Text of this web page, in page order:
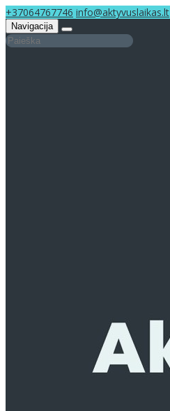
+37064767746 info@aktyvuslaikas.lt
Navigacija